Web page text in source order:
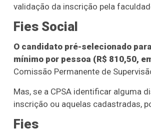
validação da inscrição pela
Fies Social
O candidato pré-selecionado
mínimo por pessoa (R$ 810,50,
Comissão Permanente de
Mas, se a CPSA identificar alguma
inscrição ou aquelas cadastradas,
Fies